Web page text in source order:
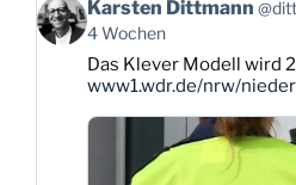
Beitrag
von
Karsten
Dittmann
Bluesky
Karsten Dittmann
4 Wochen
Das Klever Modell wird
www1.wdr.de/nrw/